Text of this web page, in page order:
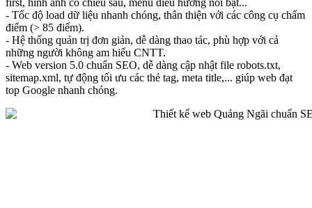
- Tốc độ load dữ liệu nhanh chóng, thân thiện với các công cụ chấm
điểm (> 85 điểm).
- Hệ thống quản trị đơn giản, dễ dàng thao tác, phù hợp với cả
những người không am hiểu CNTT.
- Web version 5.0 chuẩn SEO, dễ dàng cập nhật file robots.txt,
sitemap.xml, tự động tối ưu các thẻ tag, meta title,... giúp web đạt
top Google nhanh chóng.